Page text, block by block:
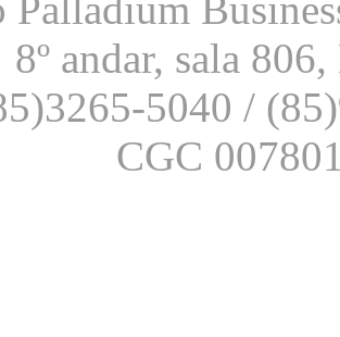
8º andar, sala
5040 /
CGC